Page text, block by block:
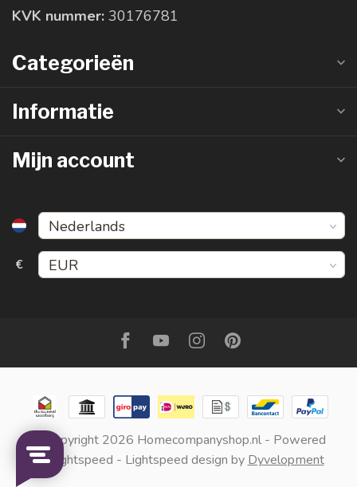
KVK nummer: 30176781
Categorieën
Informatie
Mijn account
€
© Copyright 2026 Homecompanyshop.nl - Powered
byLightspeed - Lightspeed design by Dyvelopment